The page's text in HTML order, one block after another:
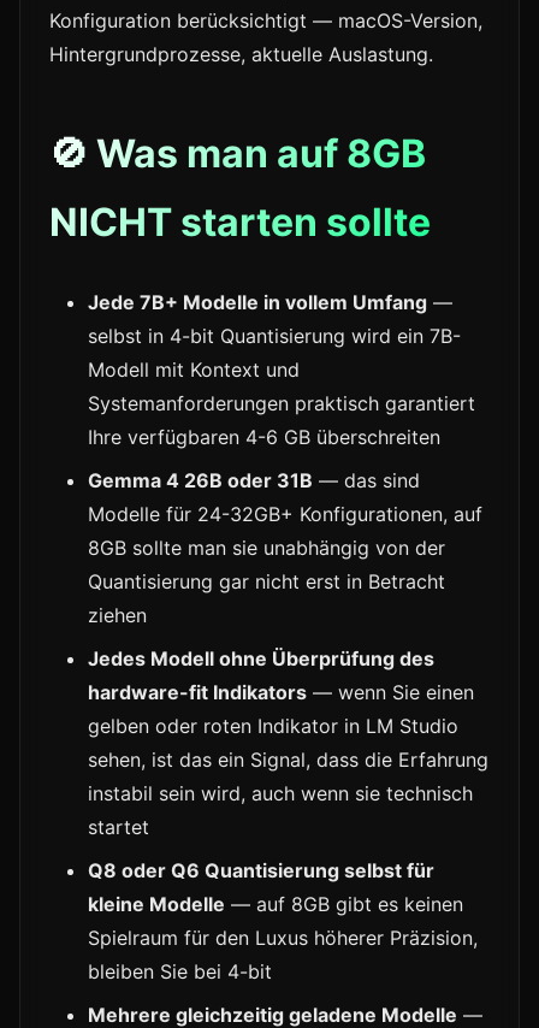
Konfiguration berücksichtigt — macOS-Version,
Hintergrundprozesse, aktuelle Auslastung.
🚫 Was man auf 8GB
NICHT starten sollte
Jede 7B+ Modelle in vollem Umfang —
selbst in 4-bit Quantisierung wird ein 7B-
Modell mit Kontext und
Systemanforderungen praktisch garantiert
Ihre verfügbaren 4-6 GB überschreiten
Gemma 4 26B oder 31B — das sind
Modelle für 24-32GB+ Konfigurationen, auf
8GB sollte man sie unabhängig von der
Quantisierung gar nicht erst in Betracht
ziehen
Jedes Modell ohne Überprüfung des
hardware-fit Indikators — wenn Sie einen
gelben oder roten Indikator in LM Studio
sehen, ist das ein Signal, dass die Erfahrung
instabil sein wird, auch wenn sie technisch
startet
Q8 oder Q6 Quantisierung selbst für
kleine Modelle — auf 8GB gibt es keinen
Spielraum für den Luxus höherer Präzision,
bleiben Sie bei 4-bit
Mehrere gleichzeitig geladene Modelle —